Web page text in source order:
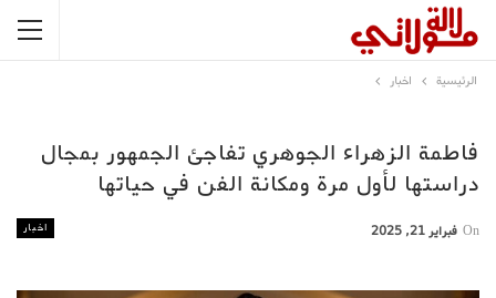
الرئيسية اخبار
فاطمة الزهراء الجوهري تفاجئ الجمهور بمجال
دراستها لأول مرة ومكانة الفن في حياتها
اخبار On فبراير 21, 2025